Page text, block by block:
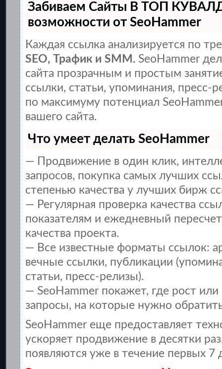
Забиваем Сайты В ТОП
возможности от SeoHammer
Каждая ссылка анализируется по
SEO, Трафик и SMM. SeoHammer
сайта прозрачным и простым
ссылки, статьи, упоминания, пресс-
по максимуму потенциал
вашего сайта.
Что умеет делать SeoHammer
— Продвижение в один клик,
запросов, покупка самых лучших
степенью качества у лучших бирж
— Регулярная проверка качества
показателям и ежедневный
качества проекта.
— Все известные форматы ссылок:
вечные ссылки, публикации
статьи, пресс-релизы).
— SeoHammer покажет, где рост
запросы, на которые нужно
SeoHammer еще предоставляет
ускоряет продвижение в десятки
появляются уже в течение первых 7